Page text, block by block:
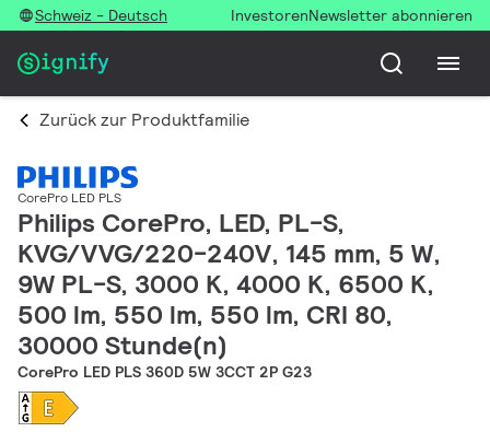
Schweiz - Deutsch InvestorenNewsletter abonnieren
Zurück zur Produktfamilie
CorePro LED PLS
Philips CorePro, LED, PL-S,
KVG/VVG/220-240V, 145 mm, 5 W,
9W PL-S, 3000 K, 4000 K, 6500 K,
500 lm, 550 lm, 550 lm, CRI 80,
30000 Stunde(n)
CorePro LED PLS 360D 5W 3CCT 2P G23